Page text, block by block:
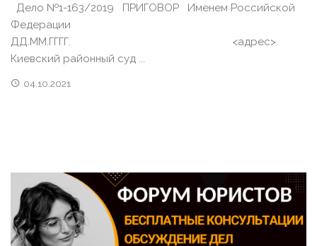
Дело №1-163/2019 ПРИГОВОР Именем Российской
Федерации
ДД.ММ.ГГГГ. <адрес>.
Киевский районный суд ...
04.10.2021